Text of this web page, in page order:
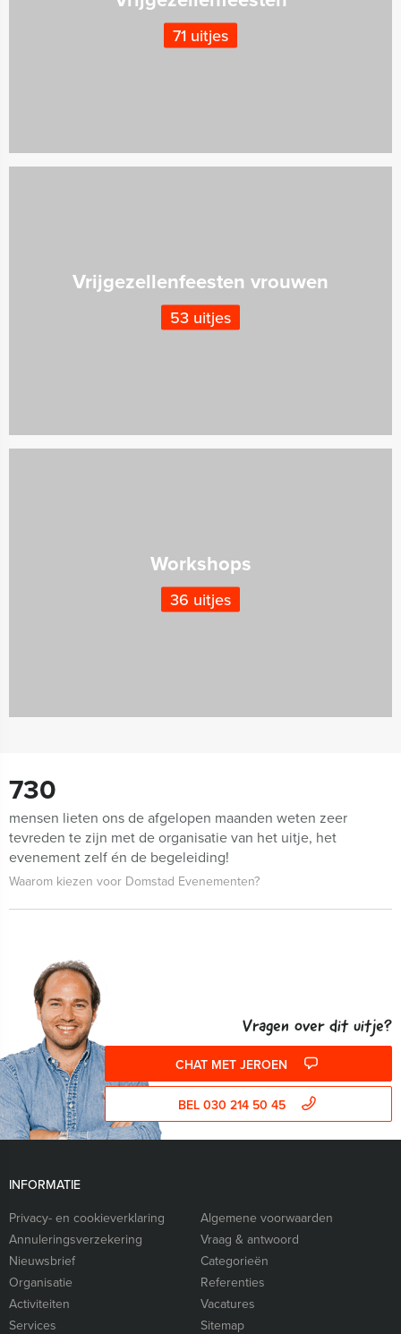
71 uitjes
Vrijgezellenfeesten vrouwen
53 uitjes
Workshops
36 uitjes
730
mensen lieten ons de afgelopen maanden weten zeer
tevreden te zijn met de organisatie van het uitje, het
evenement zelf én de begeleiding!
Waarom kiezen voor Domstad Evenementen?
Vragen over dit uitje?
CHAT MET JEROEN
BEL 030 214 50 45
INFORMATIE
Privacy- en cookieverklaring
Algemene voorwaarden
Annuleringsverzekering
Vraag & antwoord
Nieuwsbrief
Categorieën
Organisatie
Referenties
Activiteiten
Vacatures
Services
Sitemap